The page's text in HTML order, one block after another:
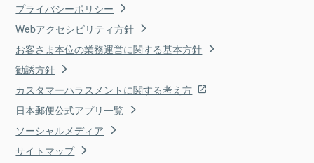
プライバシーポリシー
Webアクセシビリティ方針
お客さま本位の業務運営に関する基本方針
勧誘方針
カスタマーハラスメントに関する考え方
日本郵便公式アプリ一覧
ソーシャルメディア
サイトマップ